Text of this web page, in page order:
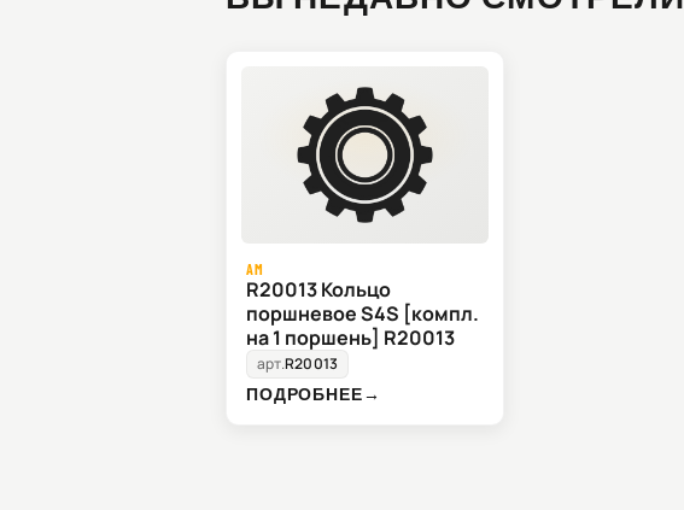
AM
R20013 Кольцо
поршневое S4S [компл.
на 1 поршень] R20013
арт.R20013
ПОДРОБНЕЕ→